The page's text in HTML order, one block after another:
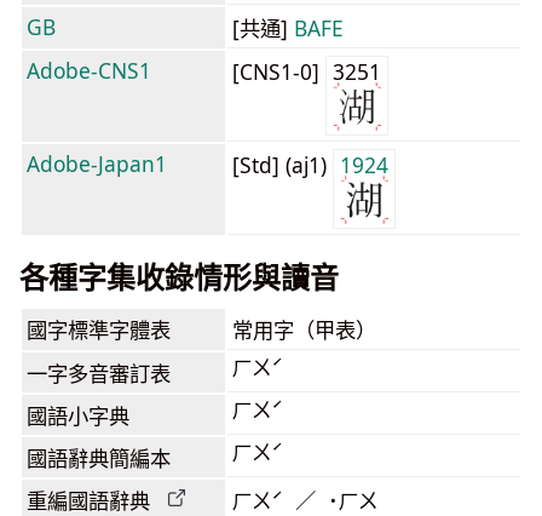
GB
[共通] BAFE
Adobe-CNS1
[CNS1-0] 3251
Adobe-Japan1 [Std] (aj1) 1924
各種字集收錄情形與讀音
國字標準字體表 常用字（甲表）
一字多音審訂表 ㄏㄨˊ
國語小字典 ㄏㄨˊ
國語辭典簡編本 ㄏㄨˊ
重編國語辭典 ㄏㄨˊ ／ ˙ㄏㄨ